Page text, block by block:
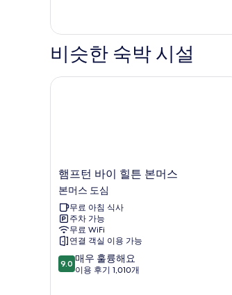
위
트
Kitchen
두
보
기
는
윈
앙
비슷한 숙박 시설
햄
프
턴
바
이
힐
튼
본
머
햄프턴 바이 힐튼 본머스
본머스 도심
무료 아침 식사
주차 가능
무료 WiFi
연결 객실 이용 가능
10
점
9.0 매우 훌륭해요
이용 후기 1,010개
햄프턴 바이 힐튼 본머스